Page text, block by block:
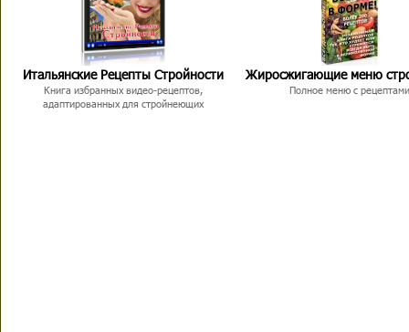
Итальянские Рецепты Стройности
Книга избранных видео-рецептов,
адаптированных для стройнеющих
Жиросжигающие меню
Полное меню с рецептами